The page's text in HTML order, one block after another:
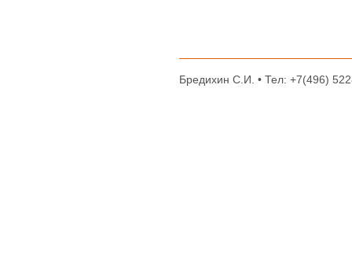
Бредихин С.И. • Тел: +7(496)